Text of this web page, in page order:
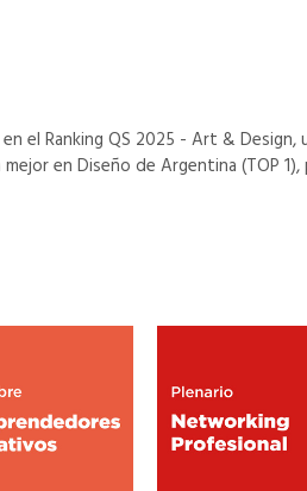
el Ranking QS 2025 - Art &
en Diseño de Argentina (TOP